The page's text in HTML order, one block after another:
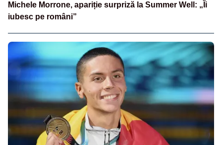
Michele Morrone, apariție surpriză la Summer Well: „Îi
iubesc pe români”